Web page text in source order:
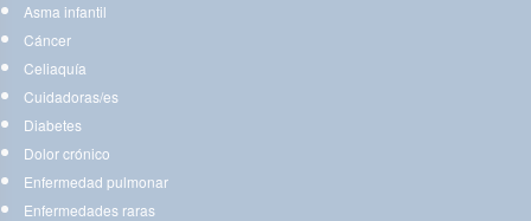
Asma infantil
Cáncer
Celiaquía
Cuidadoras/es
Diabetes
Dolor crónico
Enfermedad pulmonar
Enfermedades raras